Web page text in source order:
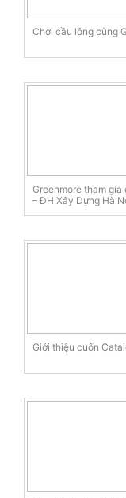
Chơi cầu lông cùng
Greenmore tham
– ĐH Xây Dựng Hà
Giới thiệu cuốn